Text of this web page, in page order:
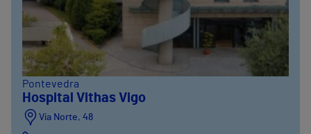
Pontevedra
Hospital Vithas Vigo
Vía Norte, 48